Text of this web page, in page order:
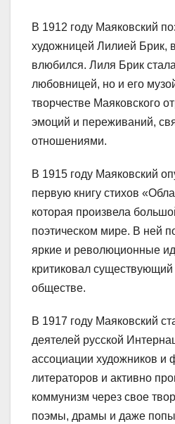
В 1912 году Маяковский
художницей Лилией Брик,
влюбился. Лиля Брик
любовницей, но и его
творчестве Маяковского
эмоций и переживаний,
отношениями.
В 1915 году Маяковский
первую книгу стихов
которая произвела
поэтическом мире. В ней
яркие и революционные
критиковал существующий
обществе.
В 1917 году Маяковский
деятелей русской
ассоциации художников и
литераторов и активно
коммунизм через свое
поэмы, драмы и даже